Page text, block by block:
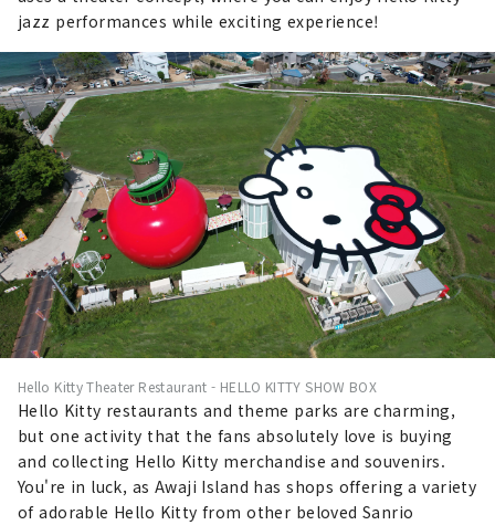
jazz performances while exciting experience!
Hello Kitty Theater Restaurant - HELLO KITTY SHOW BOX
Hello Kitty restaurants and theme parks are charming,
but one activity that the fans absolutely love is buying
and collecting Hello Kitty merchandise and souvenirs.
You're in luck, as Awaji Island has shops offering a variety
of adorable Hello Kitty from other beloved Sanrio